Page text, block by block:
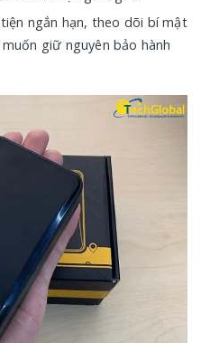
ngắn hạn, theo dõi bí mật
giữ nguyên bảo hành